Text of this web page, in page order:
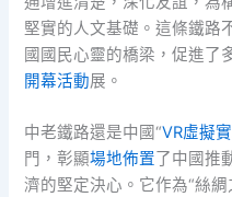
堅實的人文基礎。這條鐵路
國國民心靈的橋梁，促進了
開幕活動展。
中老鐵路還是中國“VR虛擬
門，彰顯場地佈置了中國推
濟的堅定決心。它作為“絲